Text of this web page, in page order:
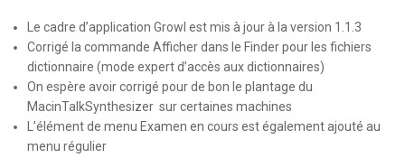
Le cadre d’application Growl est mis à jour à la version 1.1.3
Corrigé la commande Afficher dans le Finder pour les fichiers
dictionnaire (mode expert d’accès aux dictionnaires)
On espère avoir corrigé pour de bon le plantage du
MacinTalkSynthesizer sur certaines machines
L’élément de menu Examen en cours est également ajouté au
menu régulier